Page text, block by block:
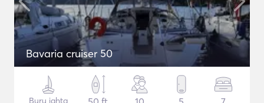
Bavaria cruiser 50
Buru jahta